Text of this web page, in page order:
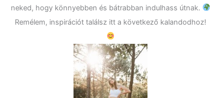
neked, hogy könnyebben és bátrabban indulhass útnak.
Remélem, inspirációt találsz itt a következő kalandodhoz!